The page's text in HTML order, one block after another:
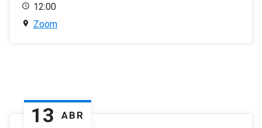
12:00
Zoom
13 ABR